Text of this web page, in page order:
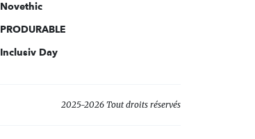
Novethic
PRODURABLE
Inclusiv Day
2025-2026 Tout droits réservés